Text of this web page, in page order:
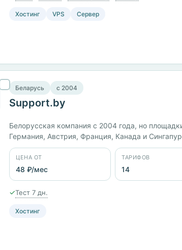
Хостинг VPS Сервер
Беларусь c 2004
Support.by
Белорусская компания с 2004 года, но
Германия, Австрия, Франция, Канада и
652 ₽/мес, 3XL с 6 ядрами и 12 ГБ — 3383 ₽/
ЦЕНА ОТ
48 ₽/мес
ТАРИФОВ
14
✓Тест 7 дн.
Хостинг